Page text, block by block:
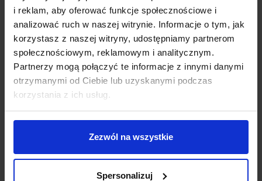
i reklam, aby oferować funkcje społecznościowe i
analizować ruch w naszej witrynie. Informacje o tym, jak
korzystasz z naszej witryny, udostępniamy partnerom
społecznościowym, reklamowym i analitycznym.
Partnerzy mogą połączyć te informacje z innymi danymi
otrzymanymi od Ciebie lub uzyskanymi podczas
korzystania z ich usług.
Zezwól na wszystkie
Spersonalizuj
VAT pod lupą księgowej
Autor:Jadwiga Kubacka
Znasz to uczucie, gdy jedno pozornie drobne wydarzenie
zmienia wszystko? Gdy myślisz: „Gdybym mógł/mogła cofnąć
czas… Gdybym tylko wiedział/a…”. Takie zdania pojawiają się
często w głowach osób, które zdecydowały się zostać
vatowcami lub… przeciwnie – które tego nie zrobiły. Obie opcje
mają bowiem zalety i wady.